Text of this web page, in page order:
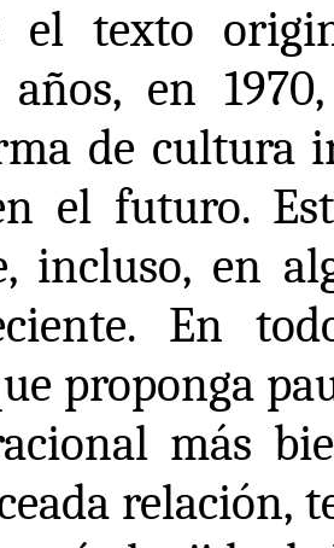
el texto
años, en
de cultura
el futuro.
incluso, en
En
proponga
más
relación,